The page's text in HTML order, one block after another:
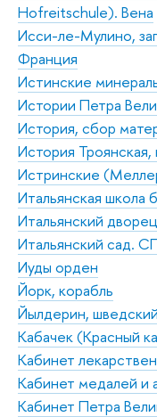
Hofreitschule). Вена
Исси-ле-Мулино,
Франция
Истинские
Истории Петра
История, сбор
История Троянская,
Истринские
Итальянская школа
Итальянский
Итальянский сад.
Иуды орден
Йорк, корабль
Йылдерин,
Кабачек (Красный
Кабинет
Кабинет медалей и
Кабинет Петра